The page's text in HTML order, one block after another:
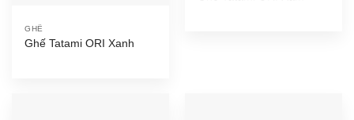
GHẾ
Ghế Tatami ORI Xanh